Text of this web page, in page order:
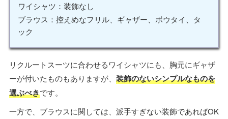
ワイシャツ：装飾なし
ブラウス：控えめなフリル、ギャザー、ボウタイ、タ
ック
リクルートスーツに合わせるワイシャツにも、胸元にギャザ
ーが付いたものもありますが、 装飾のないシンプルなものを
選ぶべきです。
一方で、ブラウスに関しては、派手すぎない装飾であればOK